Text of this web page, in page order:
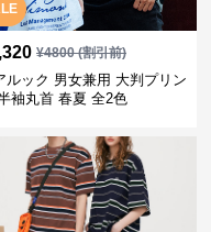
¥4800(割引前)
ルック 男女兼用 大判プリン
袖丸首 春夏 全2色